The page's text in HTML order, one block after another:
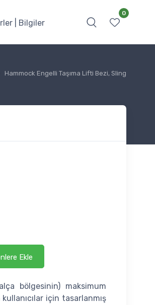
0
| Bilgiler
Hammock Engelli Taşıma Lifti Bezi, Sling
Ekle
bölgesinin) maksimum
için tasarlanmış